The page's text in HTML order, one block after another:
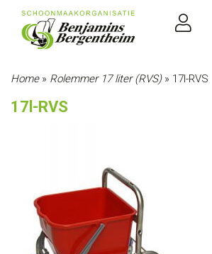
Home» Rolemmer 17 liter (RVS)» 17l-RVS
17l-RVS